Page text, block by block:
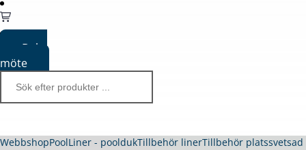
Boka
möte
WebbshopPoolLiner - pooldukTillbehör linerTillbehör